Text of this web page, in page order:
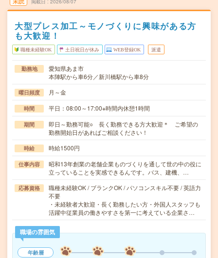
掲載日 2026/08/07
大型プレス加工～モノづくりに興味がある方
も大歓迎！
職種未経験OK 土日祝日が休み WEB登録OK 派遣
勤務地
愛知県あま市
本陣駅から車6分／新川橋駅から車8分
曜日頻度 月～金
時間 平日：08:00～17:00※時間内休憩1時間
期間
即日～勤務可能○ 長く勤務できる方大歓迎＊ ご希望の
勤務開始日があればご相談ください！
時給 時給1500円
仕事内容
昭和13年創業の老舗企業ものづくりを通して世の中の役に
立っていることを実感できるんです。バス、建機、…
応募資格
職種未経験OK / ブランクOK / パソコンスキル不要 / 英語力
不要
・未経験者大歓迎・長く勤務したい方・外国人スタッフも
活躍中従業員の働きやすさを第一に考えている企業さ…
職場の雰囲気
年齢層